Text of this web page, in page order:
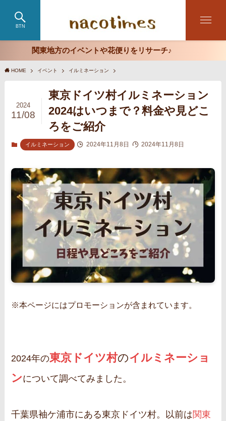
BTN
関東地方のイベントや花便りをリサーチ♪
HOME イベント イルミネーション
東京ドイツ村イルミネーション
2024はいつまで？料金や見どこ
ろをご紹介
2024
11/08
イルミネーション 2024年11月8日 2024年11月8日
※本ページにはプロモーションが含まれています。
2024年の東京ドイツ村のイルミネーショ
ンについて調べてみました。
千葉県袖ケ浦市にある東京ドイツ村。以前は関東